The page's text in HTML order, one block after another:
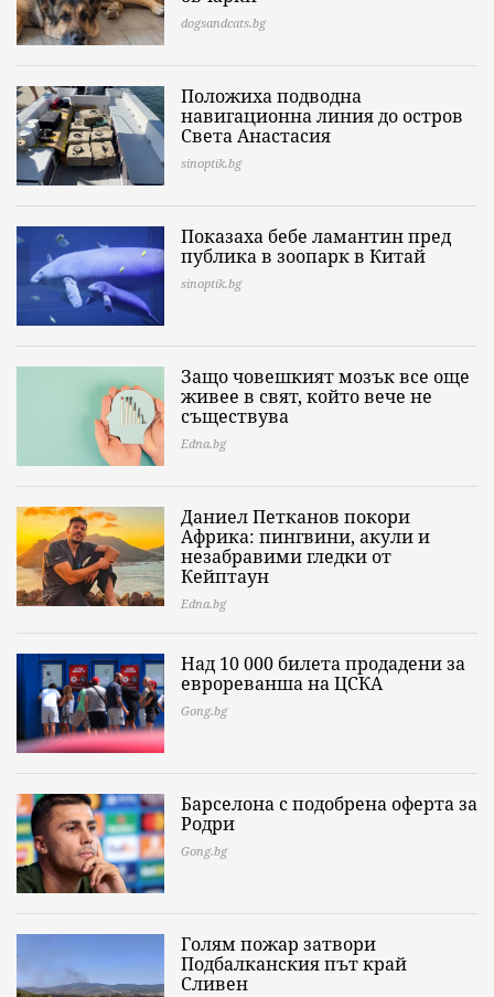
dogsandcats.bg
Положиха подводна
навигационна линия до остров
Света Анастасия
sinoptik.bg
Показаха бебе ламантин пред
публика в зоопарк в Китай
sinoptik.bg
Защо човешкият мозък все още
живее в свят, който вече не
съществува
Edna.bg
Даниел Петканов покори
Африка: пингвини, акули и
незабравими гледки от
Кейптаун
Edna.bg
Над 10 000 билета продадени за
еврореванша на ЦСКА
Gong.bg
Барселона с подобрена оферта за
Родри
Gong.bg
Голям пожар затвори
Подбалканския път край
Сливен